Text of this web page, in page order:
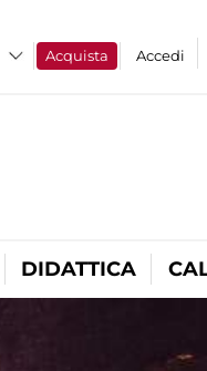
Acquista Accedi
DIDATTICA